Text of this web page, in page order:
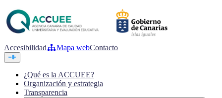
Accesibilidad Mapa webContacto
¿Qué es la ACCUEE?
Organización y estrategia
Transparencia